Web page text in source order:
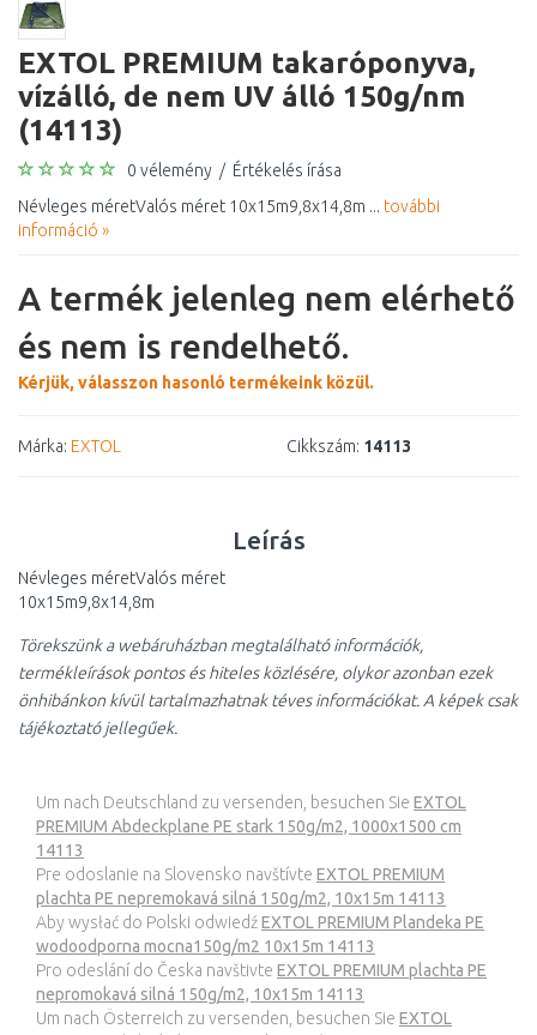
EXTOL PREMIUM takaróponyva,
vízálló, de nem UV álló 150g/nm
(14113)
0 vélemény / Értékelés írása
Névleges méretValós méret 10x15m9,8x14,8m ... további
információ »
A termék jelenleg nem elérhető
és nem is rendelhető.
Kérjük, válasszon hasonló termékeink közül.
Márka: EXTOL Cikkszám: 14113
Leírás
Névleges méretValós méret
10x15m9,8x14,8m
Törekszünk a webáruházban megtalálható információk,
termékleírások pontos és hiteles közlésére, olykor azonban ezek
önhibánkon kívül tartalmazhatnak téves információkat. A képek csak
tájékoztató jellegűek.
Um nach Deutschland zu versenden, besuchen Sie EXTOL
PREMIUM Abdeckplane PE stark 150g/m2, 1000x1500 cm
14113
Pre odoslanie na Slovensko navštívte EXTOL PREMIUM
plachta PE nepremokavá silná 150g/m2, 10x15m 14113
Aby wysłać do Polski odwiedźEXTOL PREMIUM Plandeka PE
wodoodporna mocna150g/m2 10x15m 14113
Pro odeslání do Česka navštivte EXTOL PREMIUM plachta PE
nepromokavá silná 150g/m2, 10x15m 14113
Um nach Österreich zu versenden, besuchen Sie EXTOL